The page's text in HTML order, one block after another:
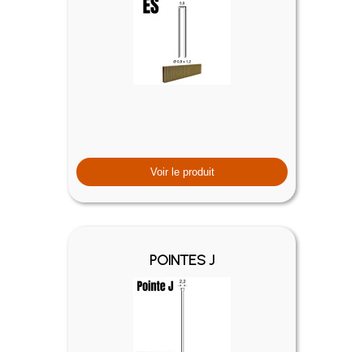
Voir le produit
POINTES J